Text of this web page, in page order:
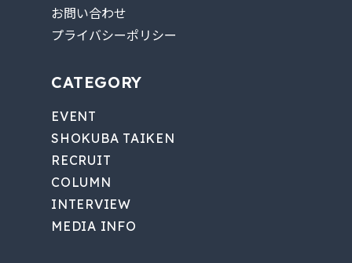
お問い合わせ
プライバシーポリシー
CATEGORY
EVENT
SHOKUBA TAIKEN
RECRUIT
COLUMN
INTERVIEW
MEDIA INFO